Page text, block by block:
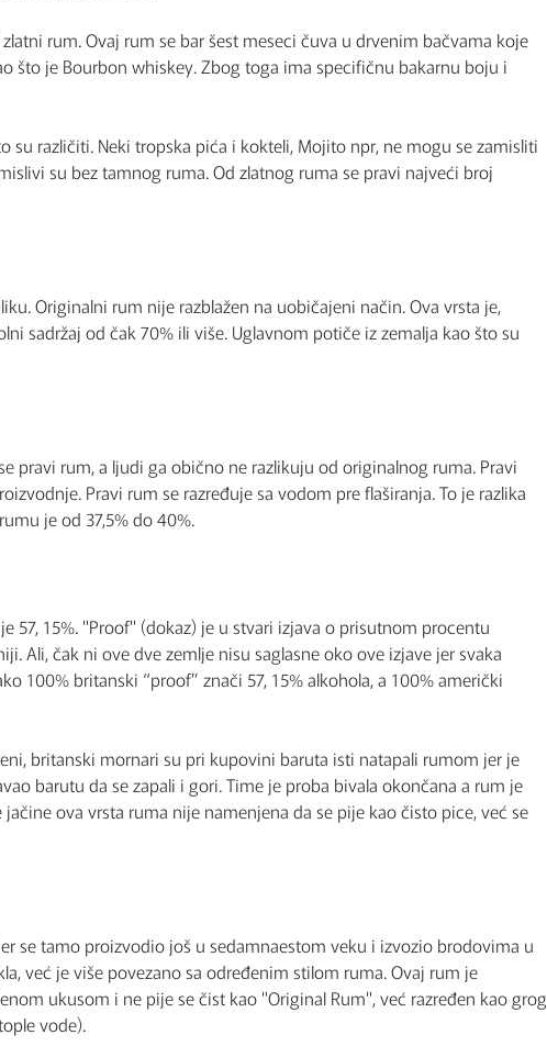
rum. Ovaj rum se bar šest meseci čuva u drvenim bačvama koje
što je Bourbon whiskey. Zbog toga ima specifičnu bakarnu boju i
su različiti. Neki tropska pića i kokteli, Mojito npr, ne mogu se zamisliti
su bez tamnog ruma. Od zlatnog ruma se pravi najveći broj
Originalni rum nije razblažen na uobičajeni način. Ova vrsta je,
sadržaj od čak 70% ili više. Uglavnom potiče iz zemalja kao što su
pravi rum, a ljudi ga obično ne razlikuju od originalnog ruma. Pravi
Pravi rum se razređuje sa vodom pre flaširanja. To je razlika
je od 37,5% do 40%.
57, 15%. "Proof" (dokaz) je u stvari izjava o prisutnom procentu
Ali, čak ni ove dve zemlje nisu saglasne oko ove izjave jer svaka
100% britanski “proof” znači 57, 15% alkohola, a 100% američki
britanski mornari su pri kupovini baruta isti natapali rumom jer je
barutu da se zapali i gori. Time je proba bivala okončana a rum je
ova vrsta ruma nije namenjena da se pije kao čisto pice, već se
se tamo proizvodio još u sedamnaestom veku i izvozio brodovima u
već je više povezano sa određenim stilom ruma. Ovaj rum je
ukusom i ne pije se čist kao "Original Rum", već razređen kao grog
vode).